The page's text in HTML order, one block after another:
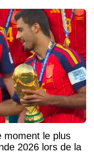
moment le plus
2026 lors de la